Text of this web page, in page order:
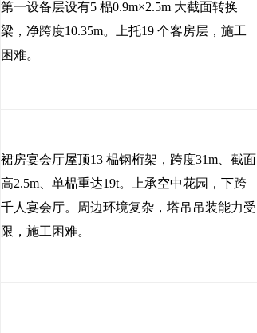
第一设备层设有5 榀0.9m×2.5m 大截面转换
梁，净跨度10.35m。上托19 个客房层，施工
困难。
裙房宴会厅屋顶13 榀钢桁架，跨度31m、截面
高2.5m、单榀重达19t。上承空中花园，下跨
千人宴会厅。周边环境复杂，塔吊吊装能力受
限，施工困难。